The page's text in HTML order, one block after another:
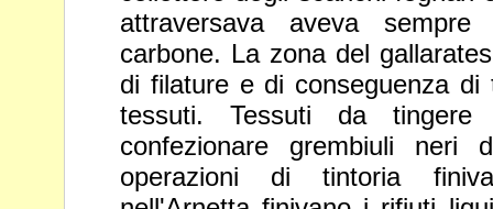
attraversava aveva
carbone. La zona del
di filature e di conseguenza
tessuti. Tessuti da
confezionare grembiuli
operazioni di tintoria